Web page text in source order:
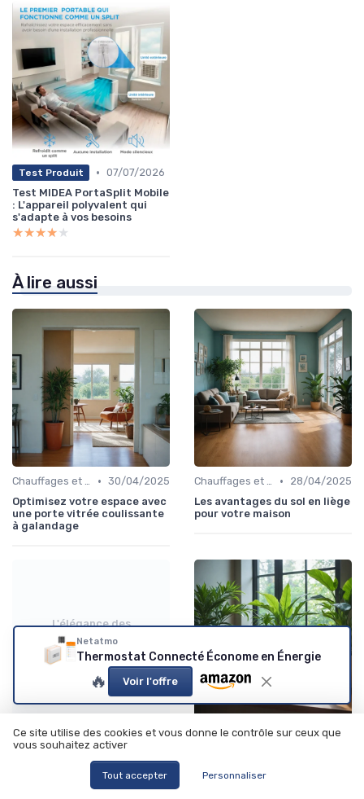
Test Produit • 07/07/2026
Test MIDEA PortaSplit Mobile
: L'appareil polyvalent qui
s'adapte à vos besoins
★★★★★
★★★★★
À lire aussi
Chauffages et Climatiseurs • 30/04/2025
Optimisez votre espace avec
une porte vitrée coulissante
à galandage
Chauffages et Climatiseurs •
28/04/2025
Les avantages du sol en liège
pour votre maison
L'élégance des
radiateurs électriques
modernes
Chauffages et Climatiseurs • 05/08/2026
L'élégance des radiateurs
électriques modernes
Purificateurs d'Air et Humidificateurs • 27/11/2025
Netatmo
Thermostat Connecté Économe en Énergie
🔥 Voir l'offre
Ce site utilise des cookies et vous donne le contrôle sur ceux que
vous souhaitez activer
Tout accepter Personnaliser